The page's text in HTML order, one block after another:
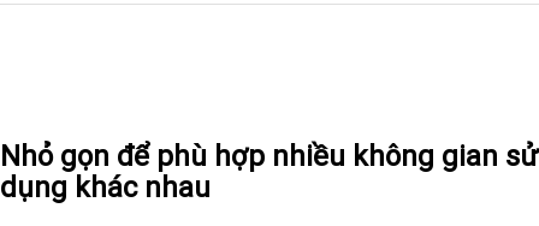
Nhỏ gọn để phù hợp nhiều không gian sử
dụng khác nhau